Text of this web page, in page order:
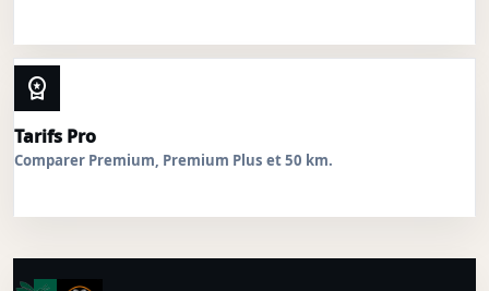
workspace_premium
Tarifs Pro
Comparer Premium, Premium Plus et 50 km.